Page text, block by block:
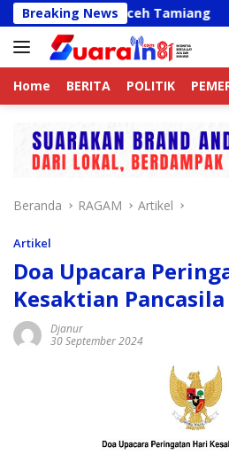
Langsung
ke
konten
Breaking News
Sawit Aceh Tamiang
Home BERITA POLITIK
Beranda RAGAM Artikel
Artikel
Doa Upacara
Kesaktian Pancasila
Djanur
30 September 2024